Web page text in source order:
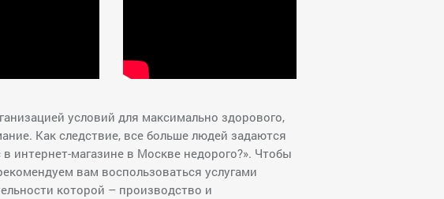
условий для максимально здорового,
Как следствие, все больше людей задаются
интернет-магазине в Москве недорого?». Чтобы
вам воспользоваться услугами
которой – производство и